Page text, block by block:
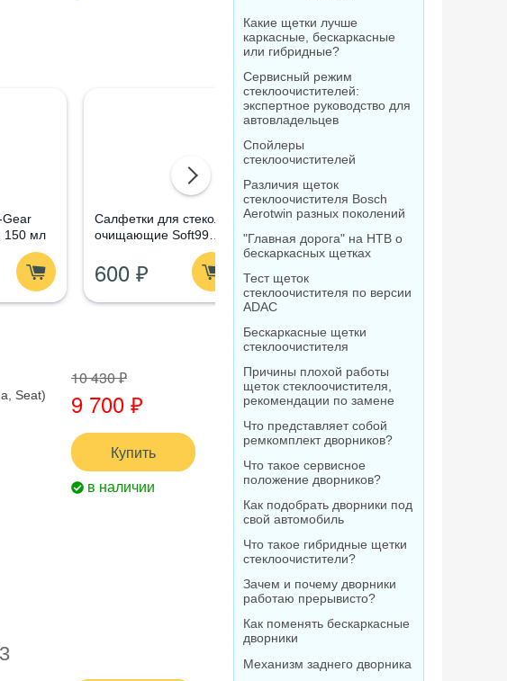
Gear
150 мл
Салфетки для стекол
очищающие Soft99
Glass Cleaning Wipes,
10 шт
600 ₽
Омыватель стекол
концентрат Лавр
Orange Антимуха, 120
210 ₽
Seat)
10 430 ₽
9 700 ₽
Купить
в наличии
Какие щетки лучше
каркасные, бескаркасные
или гибридные?
Сервисный режим
стеклоочистителей:
экспертное руководство для
автовладельцев
Спойлеры
стеклоочистителей
Различия щеток
стеклоочистителя Bosch
Aerotwin разных поколений
"Главная дорога" на НТВ о
бескаркасных щетках
Тест щеток
стеклоочистителя по версии
ADAC
Бескаркасные щетки
стеклоочистителя
Причины плохой работы
щеток стеклоочистителя,
рекомендации по замене
Что представляет собой
ремкомплект дворников?
Что такое сервисное
положение дворников?
Как подобрать дворники под
свой автомобиль
Что такое гибридные щетки
стеклоочистители?
Зачем и почему дворники
работаю прерывисто?
Как поменять бескаркасные
дворники
Механизм заднего дворника